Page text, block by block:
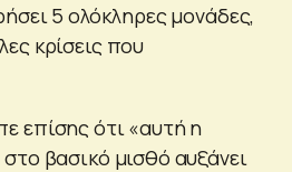
5 ολόκληρες μονάδες,
κρίσεις που
επίσης ότι «αυτή η
βασικό μισθό αυξάνει